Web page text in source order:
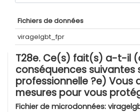
Fichiers de données
viragelgbt_fpr
T28e. Ce(s) fait(s) a-t-il
conséquences suivantes
professionnelle ?e) Vous
mesures pour vous
Fichier de microdonnées: